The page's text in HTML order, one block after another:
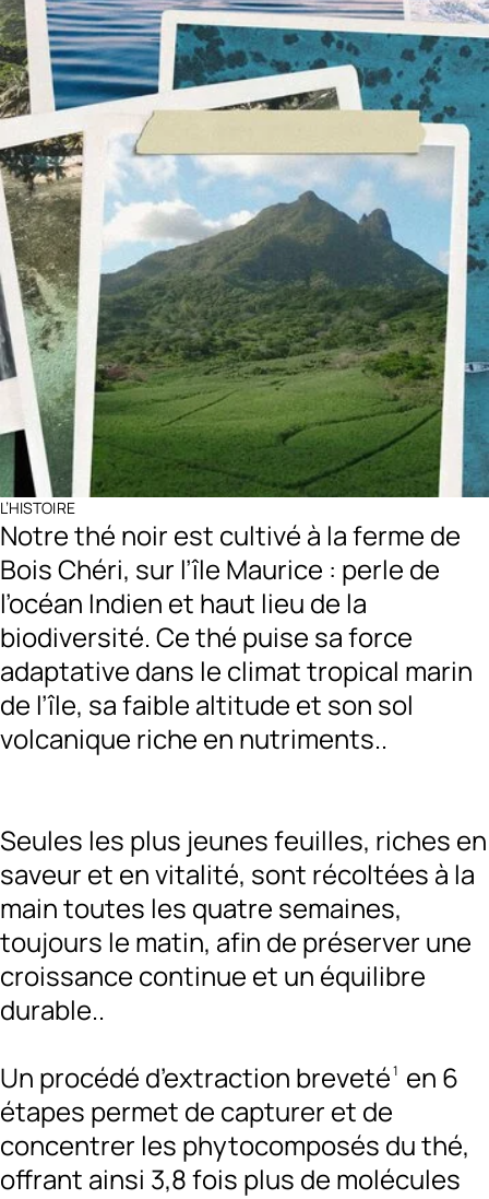
L’HISTOIRE
Notre thé noir est cultivé à la ferme de
Bois Chéri, sur l’île Maurice : perle de
l’océan Indien et haut lieu de la
biodiversité. Ce thé puise sa force
adaptative dans le climat tropical marin
de l’île, sa faible altitude et son sol
volcanique riche en nutriments..
Seules les plus jeunes feuilles, riches en
saveur et en vitalité, sont récoltées à la
main toutes les quatre semaines,
toujours le matin, afin de préserver une
croissance continue et un équilibre
durable..
Un procédé d’extraction breveté1 en 6
étapes permet de capturer et de
concentrer les phytocomposés du thé,
offrant ainsi 3,8 fois plus de molécules